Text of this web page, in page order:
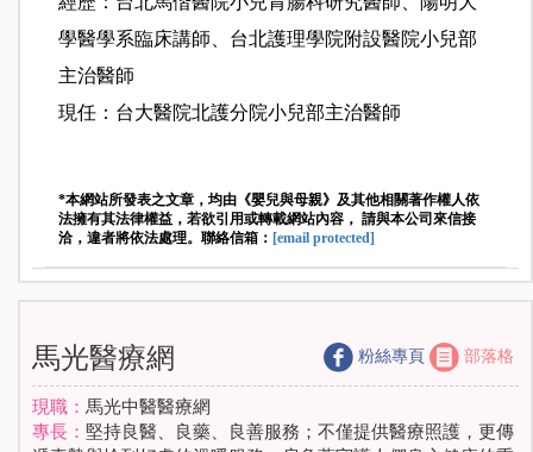
學醫學系臨床講師
台北護理學院附設醫院小兒部
主治醫師
現任： 台大醫院北護分院小兒部主治醫師
*本網站所發表之文章，均由《嬰兒與母親》及其他相關著作權人依
法擁有其法律權益，若欲引用或轉載網站內容， 請與本公司來信接
洽，違者將依法處理。聯絡信箱： [email protected]
馬光醫療網 粉絲專頁 部落格
現職： 馬光中醫醫療網
專長： 堅持良醫、良藥、良善服務；不僅提供醫療照護，更傳